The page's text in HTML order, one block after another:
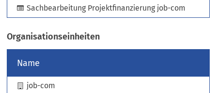
T
a
)
Sachbearbeitung Projektfinanzierung job-com
Organisationseinheiten
Name
job-com